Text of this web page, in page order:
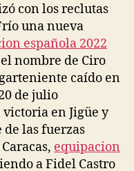
con los reclutas
una nueva
española 2022
nombre de Ciro
caído en
de julio
en Jigüe y
las fuerzas
equipacion
a Fidel Castro